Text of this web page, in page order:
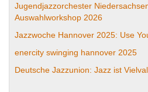
Jugendjazzorchester
Auswahlworkshop 2026
Jazzwoche Hannover 2025: Use
enercity swinging hannover 2025
Deutsche Jazzunion: Jazz ist